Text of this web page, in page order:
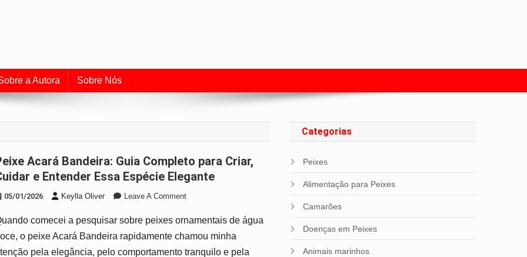
a Autora Sobre Nós
Criar,
e Entender Essa Espécie Elegante
05/01/2026 Keylla Oliver Leave A CommentOn
Acará
Bandeira:
Guia
comecei a pesquisar sobre peixes ornamentais de água
o peixe Acará Bandeira rapidamente chamou minha
pela elegância, pelo comportamento tranquilo e pela
Categorias
Peixes
Alimentação para Peixes
Camarões
Doenças em Peixes
Animais marinhos